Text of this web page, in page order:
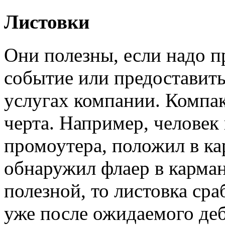
Листовки
Они полезны, если надо
событие или
услугах компании.
черта. Например, человек
промоутера, положил в
обнаружил флаер в
полезной, то листовка
уже после ожидаемого